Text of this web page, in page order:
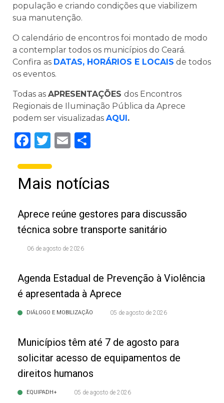
população e criando condições que viabilizem
sua manutenção.
O calendário de encontros foi montado de modo
a contemplar todos os municípios do Ceará.
Confira as DATAS, HORÁRIOS E LOCAIS de todos
os eventos.
Todas as APRESENTAÇÕES dos Encontros
Regionais de Iluminação Pública da Aprece
podem ser visualizadas AQUI.
Facebook
Twitter
Email
Mais notícias
Aprece reúne gestores para discussão
técnica sobre transporte sanitário
06 de agosto de 2026
Agenda Estadual de Prevenção à Violência
é apresentada à Aprece
DIÁLOGO E MOBILIZAÇÃO 05 de agosto de 2026
Municípios têm até 7 de agosto para
solicitar acesso de equipamentos de
direitos humanos
EQUIPADH+ 05 de agosto de 2026